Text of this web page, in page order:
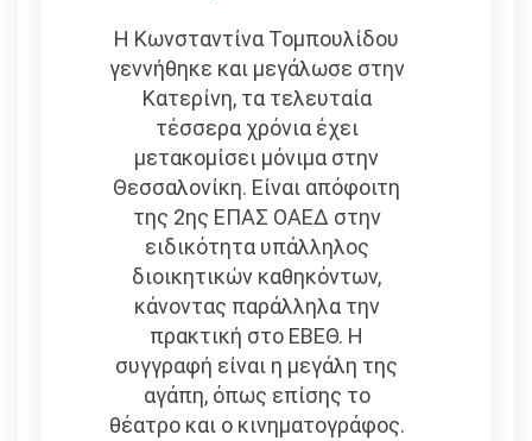
Η Κωνσταντίνα Τομπουλίδου
γεννήθηκε και μεγάλωσε στην
Κατερίνη, τα τελευταία
τέσσερα χρόνια έχει
μετακομίσει μόνιμα στην
Θεσσαλονίκη. Είναι απόφοιτη
της 2ης ΕΠΑΣ ΟΑΕΔ στην
ειδικότητα υπάλληλος
διοικητικών καθηκόντων,
κάνοντας παράλληλα την
πρακτική στο ΕΒΕΘ. Η
συγγραφή είναι η μεγάλη της
αγάπη, όπως επίσης το
θέατρο και ο κινηματογράφος.